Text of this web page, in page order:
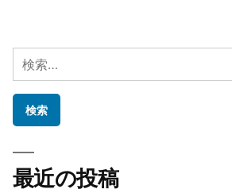
ゲ
シ
ョ
検
索:
最近の投稿